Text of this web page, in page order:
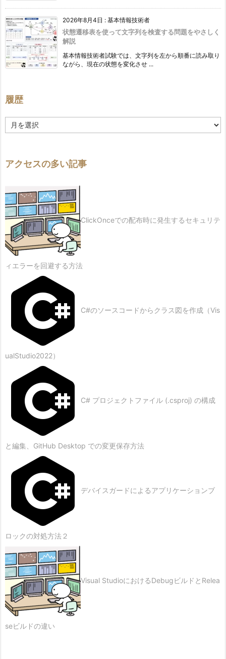
2026年8月4日 : 基本情報技術者
状態遷移表を使って文字列を検査する問題をやさしく
解説
基本情報技術者試験では、文字列を左から順番に読み取り
ながら、現在の状態を変化させ ...
履歴
歴
アクセスの多い記事
ClickOnceでの配布時に発生するセキュリテ
ィエラーを回避する方法
C#のソースコードからクラス図を作成（Vis
ualStudio2022）
C# プロジェクトファイル (.csproj) の構成
と編集、GitHub Desktop での変更保存方法
デバイスガードによるアプリケーションブ
ロックの対処方法２
Visual StudioにおけるDebugビルドとRelea
seビルドの違い